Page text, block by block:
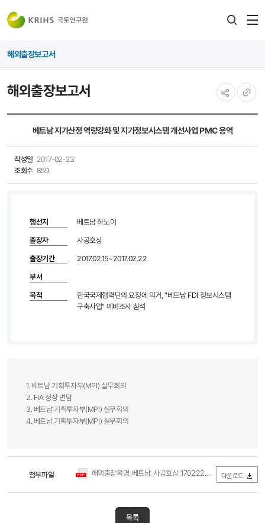
해외출장보고서
해외출장보고서
베트남 지가산정 역량강화 및 지가정보시스템 개선사업 PMC 용역
작성일 2017-02-23
조회수 859
행선지 베트남 하노이
출장자 사공호상
출장기간 2017.02.15~2017.02.22
부서
목적
한국국제협력단의 요청에 의거, "베트남 FDI 정보시스템
구축사업" 예비조사 참석
1. 베트남 기획투자부(MPI) 실무회의
2. FIA 청장 면담
3. 베트남 기획투자부(MPI) 실무회의
4. 베트남 기획투자부(MPI) 실무회의​
첨부파일 해외출장복명_베트남_사공호상_170222.pdf (0Byte / 다운로드
다운로드
목록